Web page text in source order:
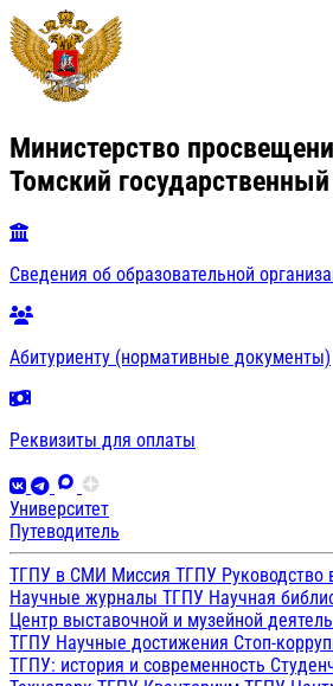
Министерство
Томский
Сведения об образовательной
Абитуриенту (нормативные документы)
Реквизиты для оплаты
Университет
Путеводитель
ТГПУ в СМИ Миссия ТГПУ Руководство
Научные журналы ТГПУ Научная
Центр выставочной и музейной
ТГПУ Научные достижения Стоп-
ТГПУ: история и современность